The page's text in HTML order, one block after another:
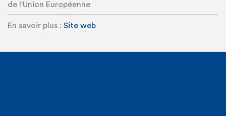
de l'Union Européenne
En savoir plus : Site web